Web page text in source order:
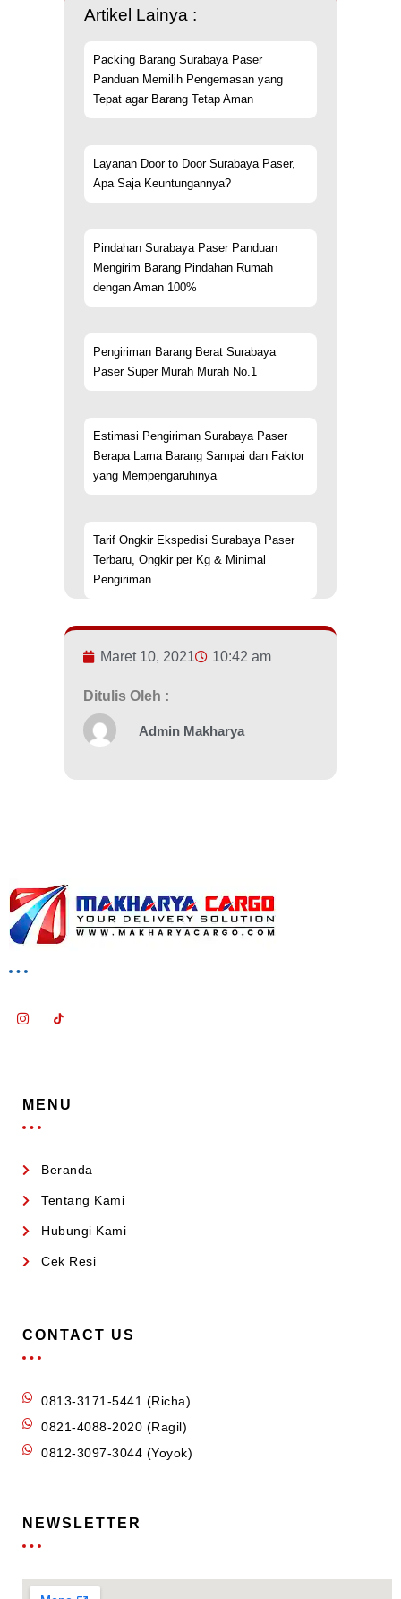
Artikel Lainya :
Packing Barang Surabaya Paser
Panduan Memilih Pengemasan yang
Tepat agar Barang Tetap Aman
Layanan Door to Door Surabaya Paser,
Apa Saja Keuntungannya?
Pindahan Surabaya Paser Panduan
Mengirim Barang Pindahan Rumah
dengan Aman 100%
Pengiriman Barang Berat Surabaya
Paser Super Murah Murah No.1
Estimasi Pengiriman Surabaya Paser
Berapa Lama Barang Sampai dan Faktor
yang Mempengaruhinya
Tarif Ongkir Ekspedisi Surabaya Paser
Terbaru, Ongkir per Kg & Minimal
Pengiriman
Maret 10, 2021 10:42 am
Ditulis Oleh :
Admin Makharya
MENU
Beranda
Tentang Kami
Hubungi Kami
Cek Resi
CONTACT US
0813-3171-5441 (Richa)
0821-4088-2020 (Ragil)
0812-3097-3044 (Yoyok)
NEWSLETTER